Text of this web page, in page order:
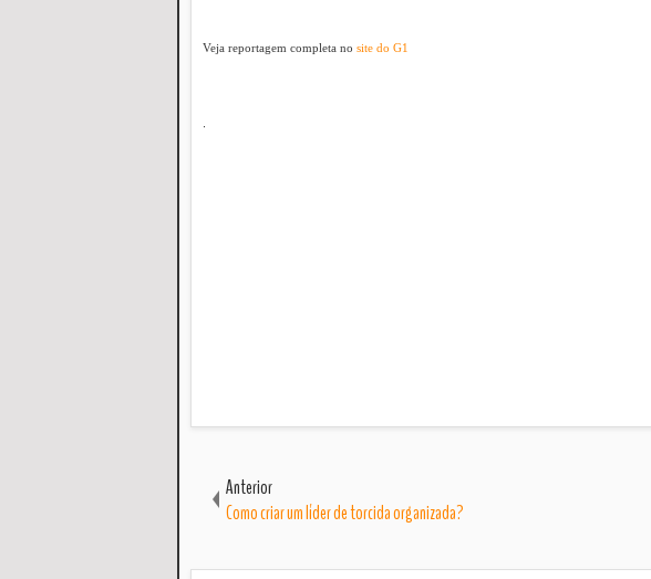
Veja reportagem completa no site do G1
Anterior
Como criar um líder de torcida organizada?